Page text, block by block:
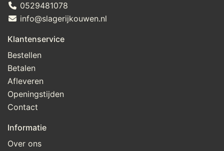
0529481078
info@slagerijkouwen.nl
Klantenservice
Bestellen
Betalen
Afleveren
Openingstijden
Contact
Informatie
Over ons